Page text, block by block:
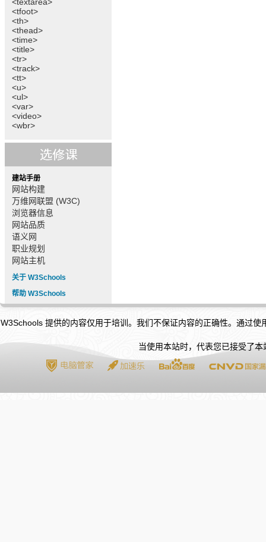
<tfoot>
<th>
<thead>
<time>
<title>
<tr>
<track>
<tt>
<u>
<ul>
<var>
<video>
<wbr>
建站手册
网站构建
万维网联盟 (W3C)
浏览器信息
网站品质
语义网
职业规划
网站主机
关于 W3Schools
帮助 W3Schools
W3Schools 提供的内容仅用于培训。我们不保证内容的正确性。通过
当使用本站时，代表您已接受了本